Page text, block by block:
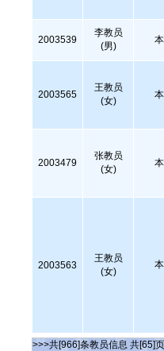
2003539
李教员
(男)
2003565
王教员
(女)
2003479
张教员
(女)
2003563
王教员
(女)
>>>共[966]条教员信息 共[65]